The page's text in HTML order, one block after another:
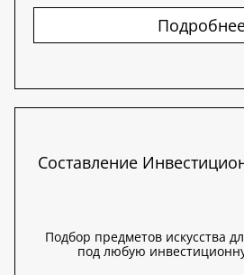
Составление
Подбор предметов искусства
под любую